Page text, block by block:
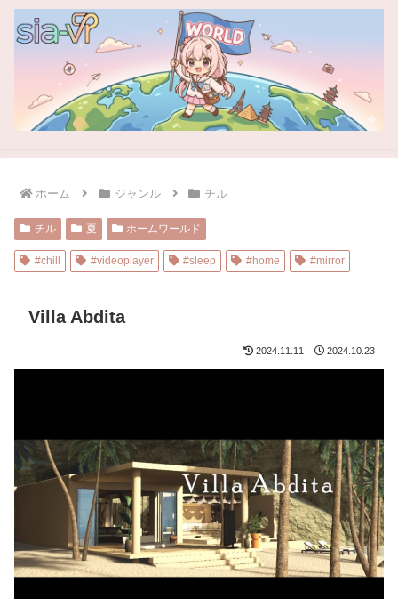
ホーム ジャンル チル
チル 夏 ホームワールド
#chill #videoplayer #sleep #home #mirror
Villa Abdita
2024.11.11 2024.10.23